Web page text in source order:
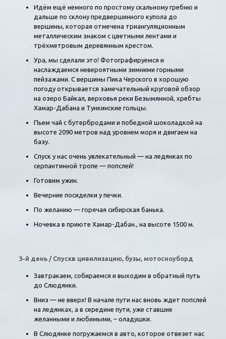
Идём ещё немного по простому скальному гребню и
дальше по склону предвершинного купола до
вершины, которая отмечена триангуляционным
металлическим знаком с цветными лентами и
трёхметровым деревянным крестом.
Ура, мы сделали это! Фотографируемся и
наслаждаемся невероятными зимними горными
пейзажами. С вершины Пика Черского в хорошую
погоду открывается замечательный круговой обзор
на озеро Байкал, верховья реки Безымянной, хребты
Хамар-Дабана и Тункинские гольцы.
Пьем чай с бутербродами и победной шоколадкой на
высоте 2090 метров над уровнем моря и двигаем на
базу.
Спуск у нас очень увлекательный — на ледянках по
серпантинной тропе — попслей!
Готовим ужин.
Вечерние посиделки у печки.
По желанию — горячая сибирская банька.
Ночевка в приюте Хамар-Дабан., на высоте 1500 м.
3-й день / Спускв цивилизацию, бузы, мотосноуборд
Завтракаем, собираемся и выходим в обратный путь
до Слюдянки.
Вниз — не вверх! В начале пути нас вновь ждет попслей
на ледянках, а в середине пути, уже ставшие
желанными и любимыми, – оладушки.
В Слюдянке погружаемся в авто, которое отвезет нас